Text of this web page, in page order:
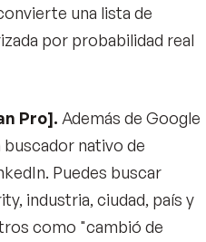
una lista de
por probabilidad real
Pro]. Además de Google
buscador nativo de
Puedes buscar
industria, ciudad, país y
como "cambió de